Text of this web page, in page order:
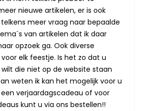
nieuwe artikelen, er is ook
meer vraag naar bepaalde
van artikelen dat ik daar
opzoek ga. Ook diverse
elk feestje. Is het zo dat u
die niet op de website staan
weten ik kan het mogelijk voor u
verjaardagscadeau of voor
kunt u via ons bestellen!!